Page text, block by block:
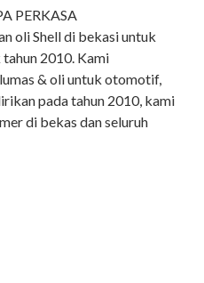
PERKASA
oli Shell di bekasi untuk
tahun 2010. Kami
& oli untuk otomotif,
pada tahun 2010, kami
di bekas dan seluruh